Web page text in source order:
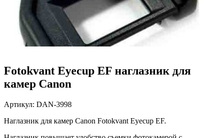
Fotokvant Eyecup EF наглазник для
камер Canon
Артикул: DAN-3998
Наглазник для камер Canon Fotokvant Eyecup EF.